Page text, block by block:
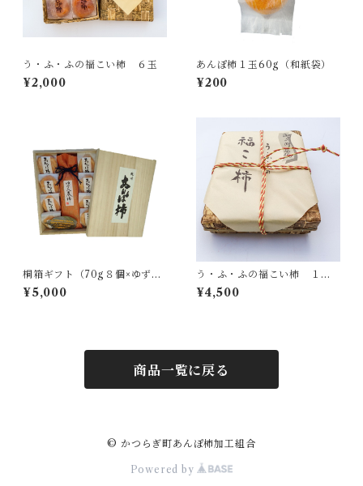
う・ふ・ふの福こい柿 ６玉
¥2,000
あんぽ柿１玉60g（和紙袋）
¥200
桐箱ギフト（70g８個×ゆず巻
き柿１本）
¥5,000
う・ふ・ふの福こい柿 １５
玉
¥4,500
商品一覧に戻る
© かつらぎ町あんぽ柿加工組合
Powered by